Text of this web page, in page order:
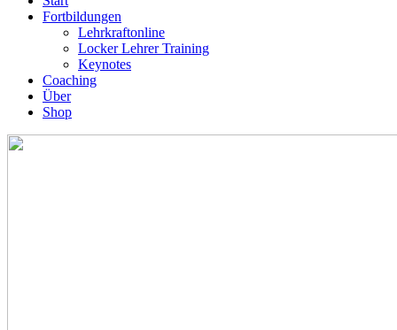
Fortbildungen
Lehrkraftonline
Locker Lehrer Training
Keynotes
Coaching
Über
Shop